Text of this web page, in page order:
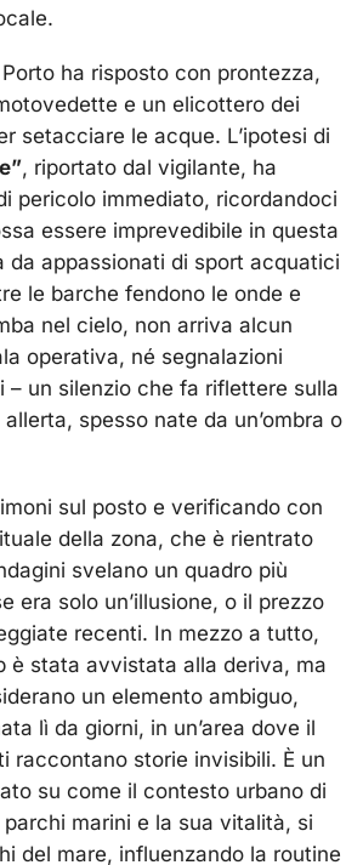
ha risposto con prontezza,
e un elicottero dei
setacciare le acque. L’ipotesi di
, riportato dal vigilante, ha
pericolo immediato, ricordandoci
essere imprevedibile in questa
da appassionati di sport acquatici
le barche fendono le onde e
nel cielo, non arriva alcun
operativa, né segnalazioni
– un silenzio che fa riflettere sulla
spesso nate da un’ombra o
sul posto e verificando con
della zona, che è rientrato
svelano un quadro più
era solo un’illusione, o il prezzo
recenti. In mezzo a tutto,
è stata avvistata alla deriva, ma
un elemento ambiguo,
lì da giorni, in un’area dove il
raccontano storie invisibili. È un
su come il contesto urbano di
marini e la sua vitalità, si
del mare, influenzando la routine